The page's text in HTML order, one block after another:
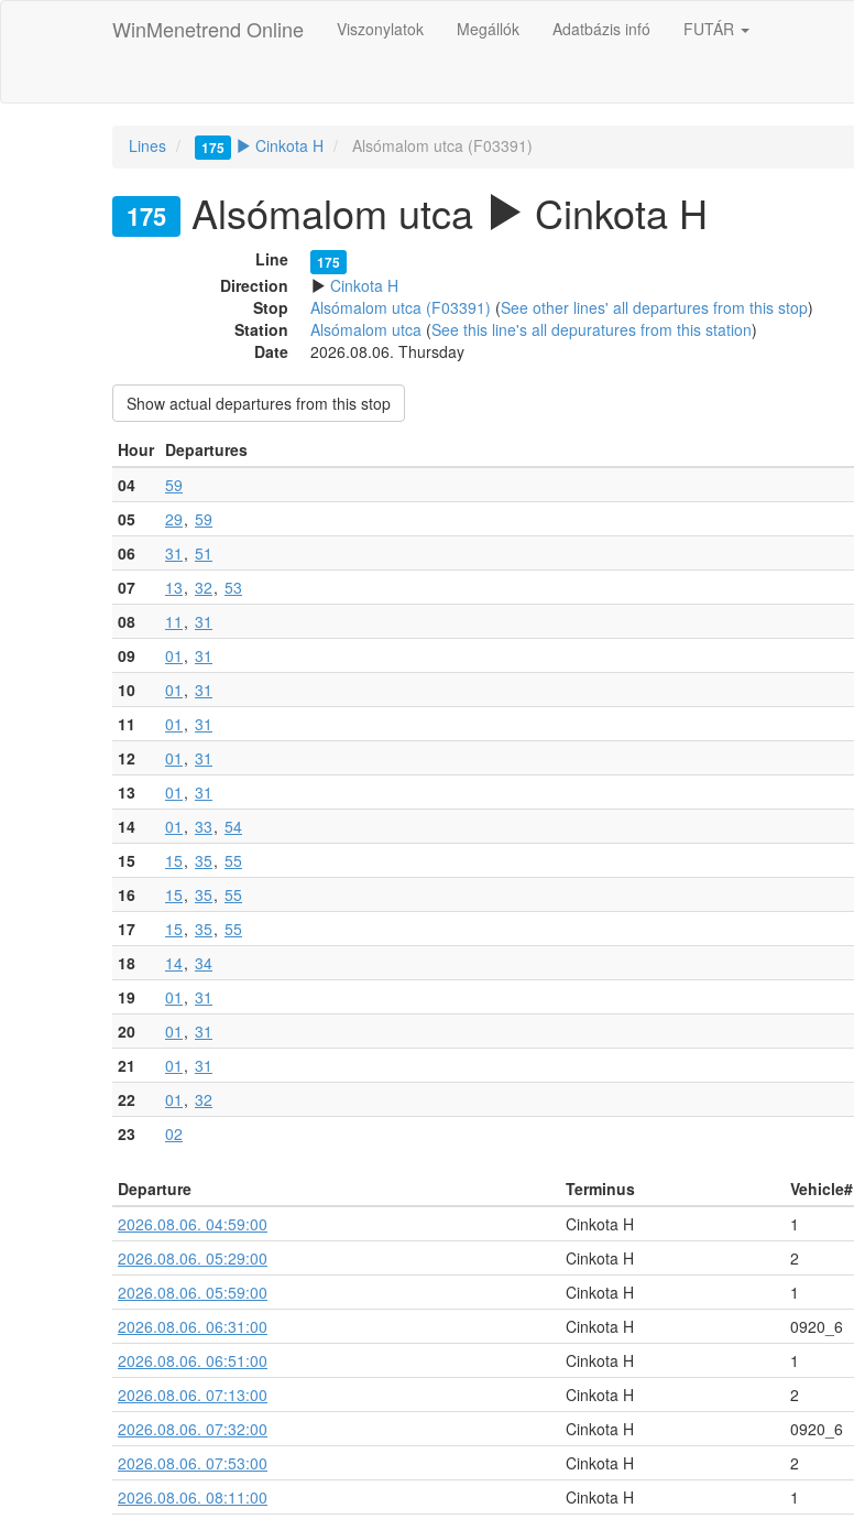
WinMenetrend Online Viszonylatok Megállók Adatbázis infó FUTÁR
Lines 175 Cinkota H Alsómalom utca (F03391)
175 Alsómalom utca Cinkota H
Line 175
Direction
Cinkota H
Stop
Alsómalom utca (F03391) (See other lines' all departures from this stop)
Station
Alsómalom utca (See this line's all depuratures from this station)
Date
2026.08.06. Thursday
Show actual departures from this stop
Hour Departures
04
59
05
29 59
06
31
51
07
13 32 53
08
11
31
09
01
31
10
01
31
11
01
31
12
01
31
13
01
31
14
01 33 54
15
15 35 55
16
15 35 55
17
15 35 55
18
14 34
19
01
31
20
01
31
21
01
31
22
01
32
23
02
Departure Terminus Vehicle#
2026.08.06. 04:59:00
Cinkota H 1
2026.08.06. 05:29:00
Cinkota H 2
2026.08.06. 05:59:00
Cinkota H 1
2026.08.06. 06:31:00
Cinkota H 0920_6
2026.08.06. 06:51:00
Cinkota H 1
2026.08.06. 07:13:00
Cinkota H 2
2026.08.06. 07:32:00
Cinkota H 0920_6
2026.08.06. 07:53:00
Cinkota H 2
2026.08.06. 08:11:00
Cinkota H 1